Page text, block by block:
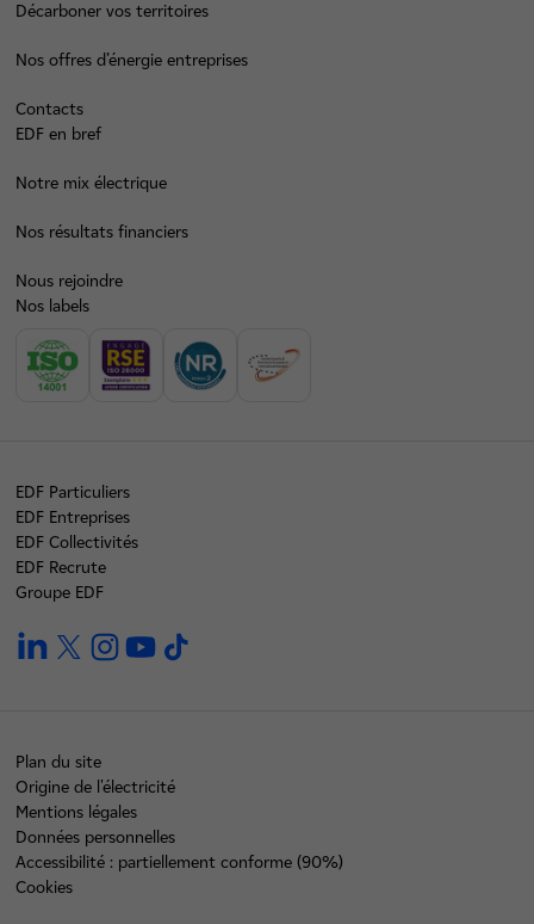
Décarboner vos territoires
Nos offres d’énergie entreprises
Contacts
EDF en bref
Notre mix électrique
Nos résultats financiers
Nous rejoindre
Nos labels
EDF Particuliers
EDF Entreprises
EDF Collectivités
EDF Recrute
Groupe EDF
linkedintwitterinstagramyoutube
Plan du site
Origine de l'électricité
Mentions légales
Données personnelles
Accessibilité : partiellement conforme (90%)
Cookies